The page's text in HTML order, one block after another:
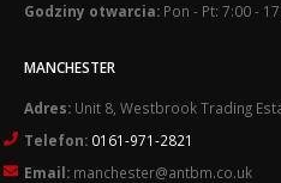
Godziny otwarcia: Pon - Pt: 7:00 -
MANCHESTER
Adres: Unit 8, Westbrook Trading
Telefon: 0161-971-2821
Email: manchester@antbm.co.uk